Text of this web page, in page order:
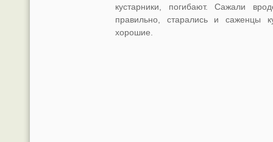
кустарники, погибают. Сажали
правильно, старались и саженцы
хорошие.